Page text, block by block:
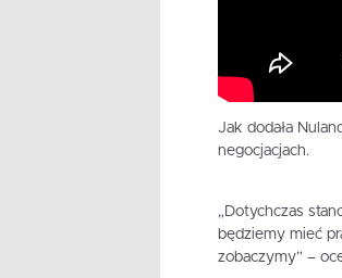
Jak dodała
negocjacjach.
„Dotychczas
będziemy mieć
zobaczymy” –